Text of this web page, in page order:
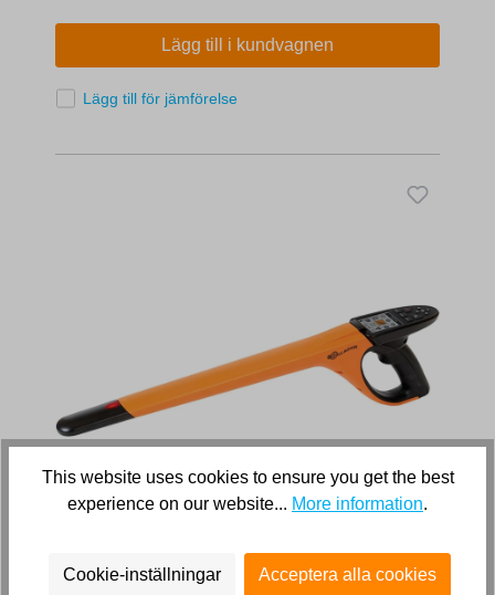
Lägg till i kundvagnen
Lägg till för jämförelse
This website uses cookies to ensure you get the best
experience on our website... More information.
Cookie-inställningar Acceptera alla cookies